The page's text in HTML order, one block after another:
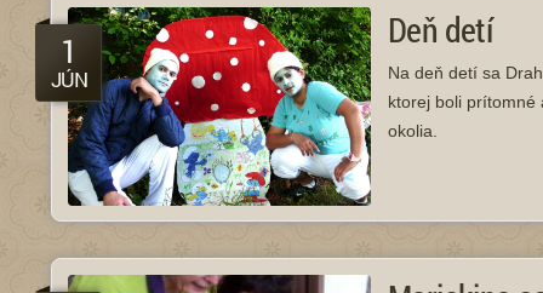
1
JÚN
Deň detí
Na deň detí sa
ktorej boli prítomné
okolia.